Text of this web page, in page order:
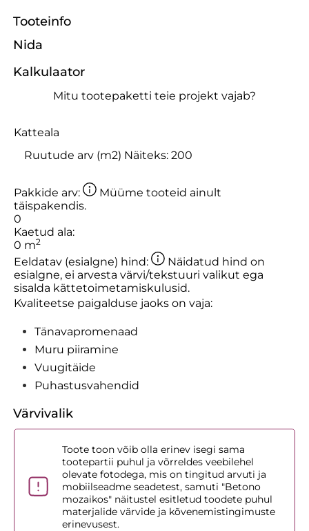
Tooteinfo
Nida
Kalkulaator
Mitu tootepaketti teie projekt vajab?
Katteala
Pakkide arv:
Müüme tooteid ainult
täispakendis.
0
Kaetud ala:
0 m2
Eeldatav (esialgne) hind:
Näidatud hind on
esialgne, ei arvesta värvi/tekstuuri valikut ega
sisalda kättetoimetamiskulusid.
Kvaliteetse paigalduse jaoks on vaja:
Tänavapromenaad
Muru piiramine
Vuugitäide
Puhastusvahendid
Värvivalik
Toote toon võib olla erinev isegi sama
tootepartii puhul ja võrreldes veebilehel
olevate fotodega, mis on tingitud arvuti ja
mobiilseadme seadetest, samuti "Betono
mozaikos" näitustel esitletud toodete puhul
materjalide värvide ja kõvenemistingimuste
erinevusest.